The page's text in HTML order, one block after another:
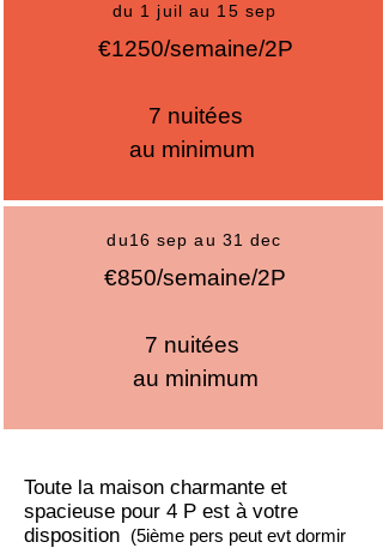
du 1 juil au 15 sep
€1250/semaine/2P
7 nuitées
au minimum
du16 sep au 31 dec
€850/semaine/2P
7 nuitées
au minimum
Toute la maison charmante et
spacieuse pour 4 P est à votre
disposition (5ième pers peut evt dormir